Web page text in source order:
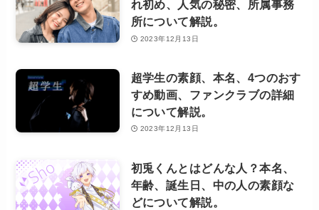
れ初め、人気の秘密、所属事務
所について解説。
2023年12月13日
超学生の素顔、本名、4つのおす
すめ動画、ファンクラブの詳細
について解説。
2023年12月13日
初兎くんとはどんな人？本名、
年齢、誕生日、中の人の素顔な
どについて解説。